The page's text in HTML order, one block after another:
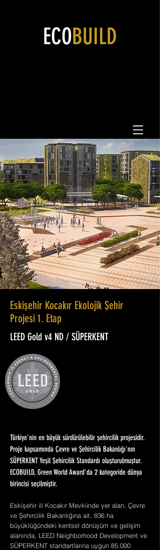
ECOBUILD
Eskişehir Kocakır Ekolojik Şehir
Projesi 1. Etap
LEED Gold v4 ND / SÜPERKENT
Türkiye'nin en büyük sürdürülebilir şehircilik projesidir.
Proje kapsamında Çevre ve Şehircilik Bakanlığı'nın
SÜPERKENT Yeşil Şehircilik Standardı oluşturulmuştur.
ECOBUILD, Green World Award'da 2 kategoride dünya
birincisi seçilmiştir.
Eskişehir ili Kocakır Mevkiinde yer alan, Çevre
ve Şehircilik Bakanlığına ait, 836 ha
büyüklüğündeki kentsel dönüşüm ve gelişim
alanında, LEED Neighborhood Development ve
SÜPERKENT standartlarına uygun 85.000